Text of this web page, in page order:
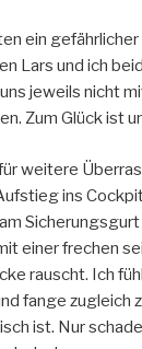
ein
Lars und ich
jeweils nicht
Zum Glück ist
weitere
ins
einer frechen
rauscht. Ich
fange zugleich
ist. Nur